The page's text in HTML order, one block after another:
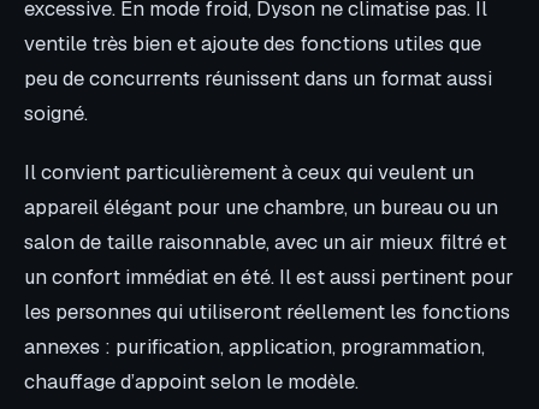
excessive. En mode froid, Dyson ne climatise pas. Il
ventile très bien et ajoute des fonctions utiles que
peu de concurrents réunissent dans un format aussi
soigné.
Il convient particulièrement à ceux qui veulent un
appareil élégant pour une chambre, un bureau ou un
salon de taille raisonnable, avec un air mieux filtré et
un confort immédiat en été. Il est aussi pertinent pour
les personnes qui utiliseront réellement les fonctions
annexes : purification, application, programmation,
chauffage d’appoint selon le modèle.